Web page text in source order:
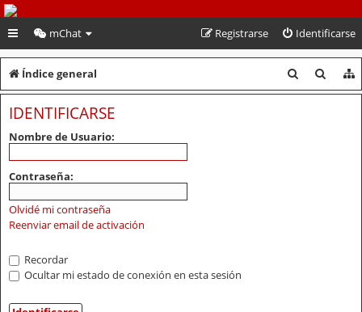
PeruVoley.com
mChat Identificarse
Registrarse
Índice general
u
u
IDENTIFICARSE
Nombre de Usuario:
Contraseña:
Olvidé mi contraseña
Reenviar email de activación
Recordar
Ocultar mi estado de conexión en esta sesión